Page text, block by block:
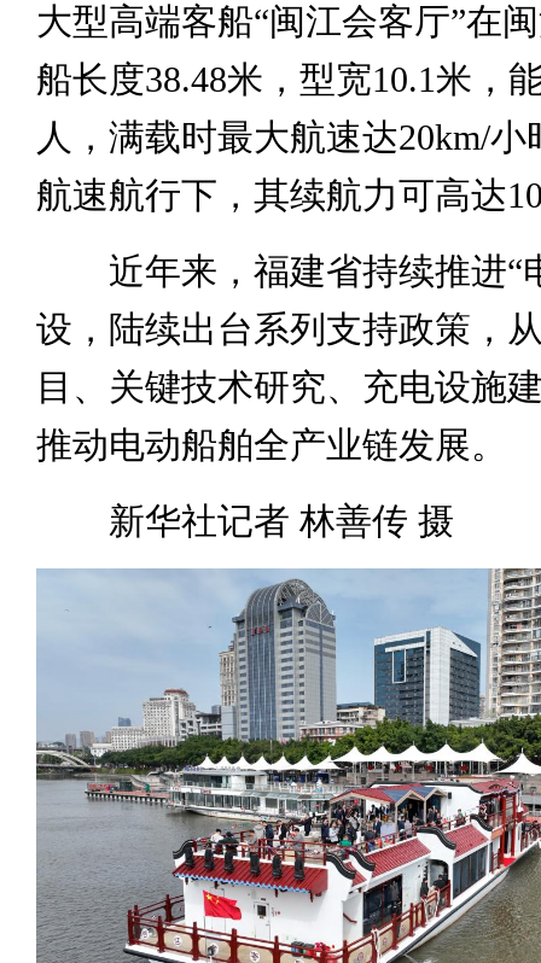
大型高端客船“闽江会客厅”在
船长度38.48米，型宽10.1米，
人，满载时最大航速达20km/
航速航行下，其续航力可高达
近年来，福建省持续推进“
设，陆续出台系列支持政策，
目、关键技术研究、充电设施
推动电动船舶全产业链发展。
新华社记者 林善传 摄